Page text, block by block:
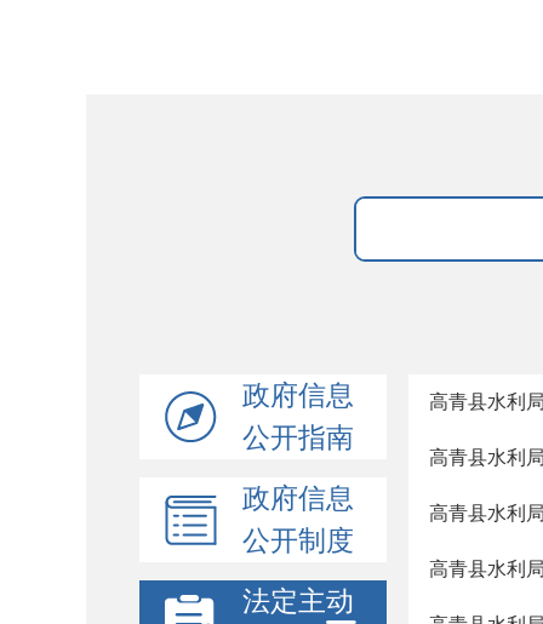
政府信息
公开指南
政府信息
公开制度
法定主动
高青县水利
高青县水利
高青县水利
高青县水利